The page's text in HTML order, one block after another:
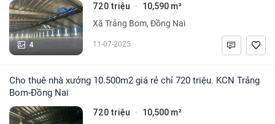
4
720 triệu · 10,590 m²
Xã Trảng Bom, Đồng Nai
11-07-2025
Cho thuê nhà xưởng 10.500m2 giá rẻ chỉ 720 triệu. KCN Trảng
Bom-Đồng Nai
720 triệu · 10,500 m²